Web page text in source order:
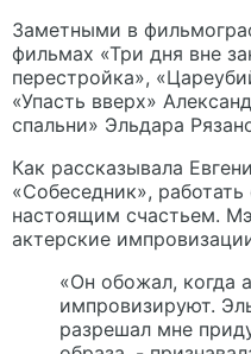
Заметными в
фильмах «Три дня вне
перестройка»,
«Упасть вверх»
спальни» Эльдара
Как рассказывала
«Собеседник»,
настоящим счастьем.
актерские
«Он обожал, когда
импровизируют.
разрешал мне